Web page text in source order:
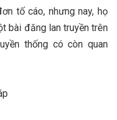
tố cáo, nhưng nay, họ
bài đăng lan truyền trên
thống có còn quan